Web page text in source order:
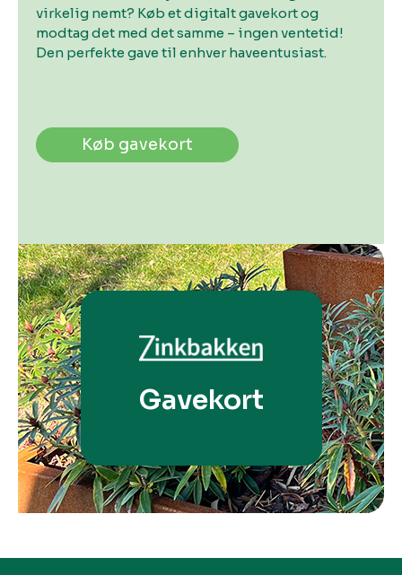
virkelig nemt? Køb et digitalt gavekort og
modtag det med det samme – ingen ventetid!
Den perfekte gave til enhver haveentusiast.
Køb gavekort
Gavekort